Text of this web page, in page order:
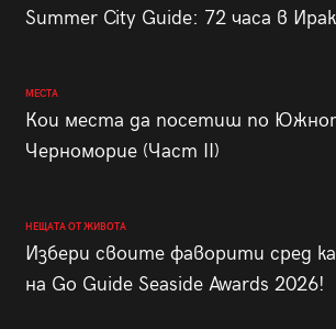
Summer City Guide: 72 часа в
МЕСТА
Кои места да посетиш по
Черноморие (Част II)
НЕЩАТА ОТ ЖИВОТА
Избери своите фаворити сред
на Go Guide Seaside Awards 2026!